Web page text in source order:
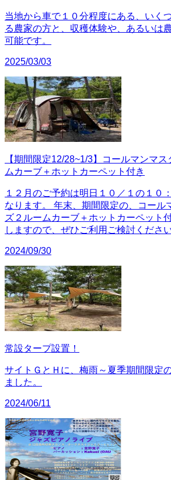
当地から車で１０分程度にある、いく
る農家の方と、収穫体験や、あるいは
可能です。
2025/03/03
【期間限定12/28~1/3】コールマンマ
ムカーブ＋ホットカーペット付き
１２月のご予約は明日１０／１の１０
なります。 年末、期間限定の、コール
ズ２ルームカーブ＋ホットカーペット
しますので、ぜひご利用ご検討ください
2024/09/30
常設タープ設置！
サイトＧとＨに、梅雨～夏季期間限定
ました。
2024/06/11